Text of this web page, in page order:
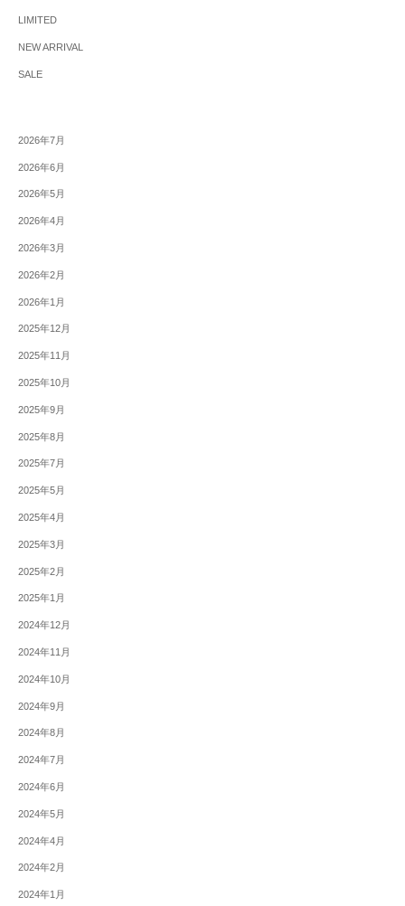
LIMITED
NEW ARRIVAL
SALE
2026年7月
2026年6月
2026年5月
2026年4月
2026年3月
2026年2月
2026年1月
2025年12月
2025年11月
2025年10月
2025年9月
2025年8月
2025年7月
2025年5月
2025年4月
2025年3月
2025年2月
2025年1月
2024年12月
2024年11月
2024年10月
2024年9月
2024年8月
2024年7月
2024年6月
2024年5月
2024年4月
2024年2月
2024年1月